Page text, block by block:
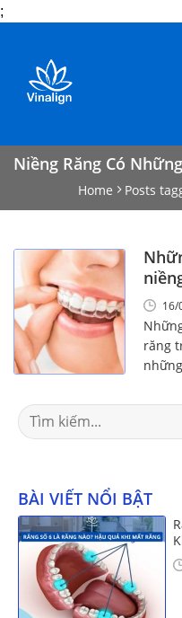
;
content
Niềng Răng Có
Home Posts
thức
16/
răng
Search
for:
BÀI VIẾT NỔI BẬT